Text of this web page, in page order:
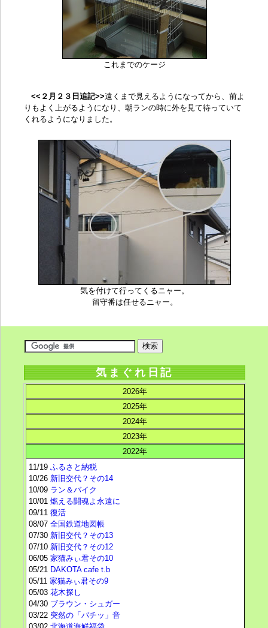
これまでのケージ
<<２月２３日追記>>遠くまで見えるようになってから、前よ
りもよく上がるようになり、朝ランの時に外を見て待っていて
くれるようになりました。
気を付けて行ってくるニャー。
留守番は任せるニャー。
気まぐれ日記